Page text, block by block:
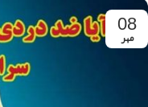
08
مهر